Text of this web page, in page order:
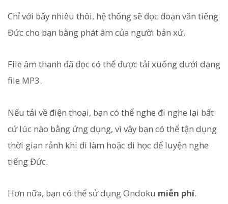
Chỉ với bấy nhiêu thôi, hệ thống sẽ đọc đoạn văn tiếng
Đức cho bạn bằng phát âm của người bản xứ.
File âm thanh đã đọc có thể được tải xuống dưới dạng
file MP3.
Nếu tải về điện thoại, bạn có thể nghe đi nghe lại bất
cứ lúc nào bằng ứng dụng, vì vậy bạn có thể tận dụng
thời gian rảnh khi đi làm hoặc đi học để luyện nghe
tiếng Đức.
Hơn nữa, bạn có thể sử dụng Ondoku miễn phí.